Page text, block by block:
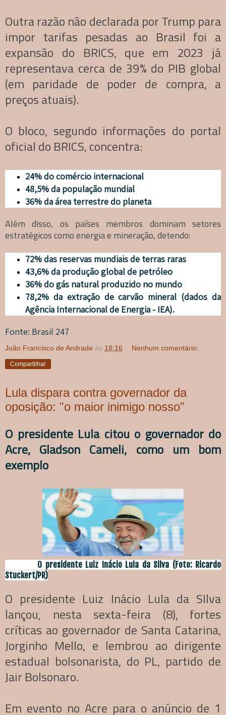
Outra razão não declarada por Trump para
impor tarifas pesadas ao Brasil foi a
expansão do BRICS, que em 2023 já
representava cerca de 39% do PIB global
(em paridade de poder de compra, a
preços atuais).
O bloco, segundo informações do portal
oficial do BRICS, concentra:
24% do comércio internacional
48,5% da população mundial
36% da área terrestre do planeta
Além disso, os países membros dominam setores
estratégicos como energia e mineração, detendo:
72% das reservas mundiais de terras raras
43,6% da produção global de petróleo
36% do gás natural produzido no mundo
78,2% da extração de carvão mineral (dados da
Agência Internacional de Energia - IEA).
Fonte: Brasil 247
João Francisco de Andrade às 18:16 Nenhum comentário:
Compartilhar
Lula dispara contra governador da
oposição: "o maior inimigo nosso"
O presidente Lula citou o governador do
Acre, Gladson Cameli, como um bom
exemplo
O presidente Luiz Inácio Lula da Silva (Foto: Ricardo
Stuckert/PR)
O presidente Luiz Inácio Lula da SIlva
lançou, nesta sexta-feira (8), fortes
críticas ao governador de Santa Catarina,
Jorginho Mello, e lembrou ao dirigente
estadual bolsonarista, do PL, partido de
Jair Bolsonaro.
Em evento no Acre para o anúncio de 1